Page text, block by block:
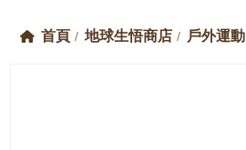
首頁 地球生悟商店 戶外運動